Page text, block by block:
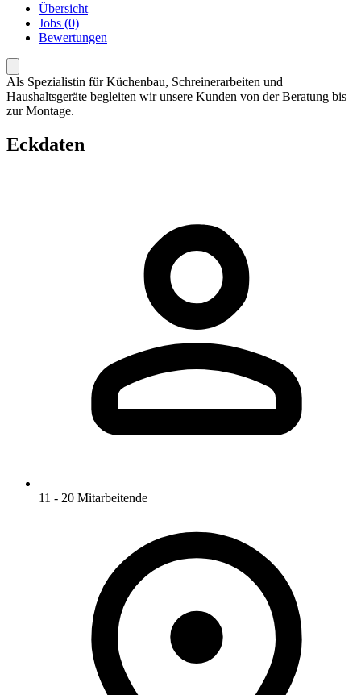
Übersicht
Jobs (0)
Bewertungen
Als Spezialistin für Küchenbau, Schreinerarbeiten und
Haushaltsgeräte begleiten wir unsere Kunden von der Beratung bis
zur Montage.
Eckdaten
11 - 20 Mitarbeitende